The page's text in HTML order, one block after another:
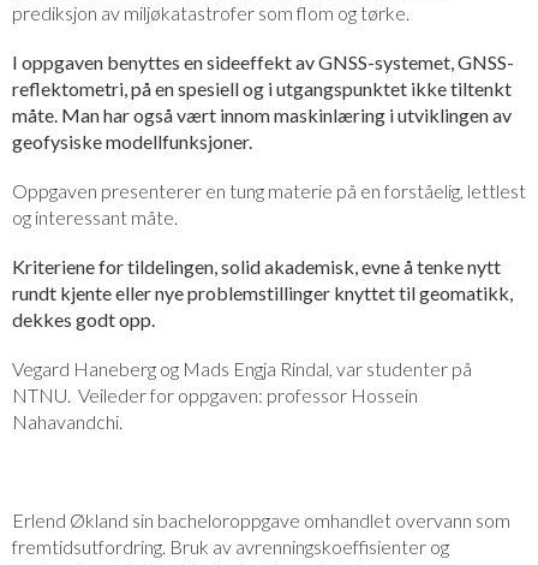
prediksjon av miljøkatastrofer som flom og tørke.
I oppgaven benyttes en sideeffekt av GNSS-systemet, GNSS-
reflektometri, på en spesiell og i utgangspunktet ikke tiltenkt
måte. Man har også vært innom maskinlæring i utviklingen av
geofysiske modellfunksjoner.
Oppgaven presenterer en tung materie på en forståelig, lettlest
og interessant måte.
Kriteriene for tildelingen, solid akademisk, evne å tenke nytt
rundt kjente eller nye problemstillinger knyttet til geomatikk,
dekkes godt opp.
Vegard Haneberg og Mads Engja Rindal, var studenter på
NTNU. Veileder for oppgaven: professor Hossein
Nahavandchi.
Erlend Økland sin bacheloroppgave omhandlet overvann som
fremtidsutfordring. Bruk av avrenningskoeffisienter og